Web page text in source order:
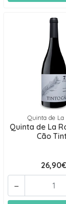
Quinta de La
Quinta de La
Cão
26,90€
-